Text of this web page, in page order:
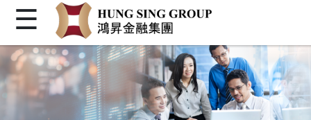
首頁
關於我們
☰